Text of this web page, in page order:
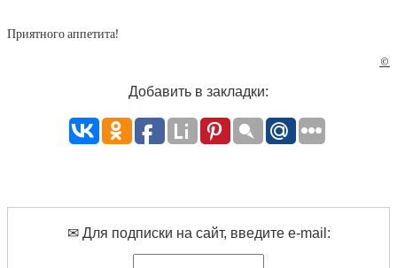
Приятного аппетита!
©
Добавить в закладки:
✉ Для подписки на сайт, введите e-mail: